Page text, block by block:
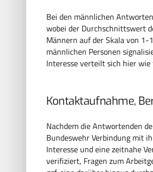
Bei den männlichen
wobei der Durchschnittswert
Männern auf der Skala von
männlichen Personen
Interesse verteilt sich hier
Kontaktaufnahme,
Nachdem die Antwortenden
Bundeswehr Verbindung mit
Interesse und eine zeitnahe
verifiziert, Fragen zum